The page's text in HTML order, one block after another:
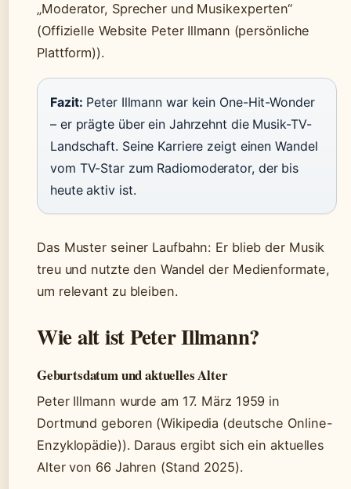
„Moderator, Sprecher und Musikexperten“
(Offizielle Website Peter Illmann (persönliche
Plattform)).
Fazit: Peter Illmann war kein One-Hit-Wonder
– er prägte über ein Jahrzehnt die Musik-TV-
Landschaft. Seine Karriere zeigt einen Wandel
vom TV-Star zum Radiomoderator, der bis
heute aktiv ist.
Das Muster seiner Laufbahn: Er blieb der Musik
treu und nutzte den Wandel der Medienformate,
um relevant zu bleiben.
Wie alt ist Peter Illmann?
Geburtsdatum und aktuelles Alter
Peter Illmann wurde am 17. März 1959 in
Dortmund geboren (Wikipedia (deutsche Online-
Enzyklopädie)). Daraus ergibt sich ein aktuelles
Alter von 66 Jahren (Stand 2025).